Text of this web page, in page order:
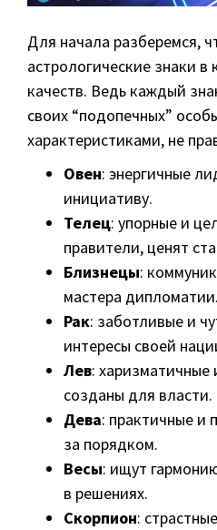
Для начала разберемся,
астрологические знаки в
качеств. Ведь каждый
своих “подопечных”
характеристиками, не
Овен: энергичные
инициативу.
Телец: упорные и
правители, ценят
Близнецы:
мастера дипломатии.
Рак: заботливые и
интересы своей
Лев:
созданы для власти.
Дева: практичные и
за порядком.
Весы: ищут
в решениях.
Скорпион: